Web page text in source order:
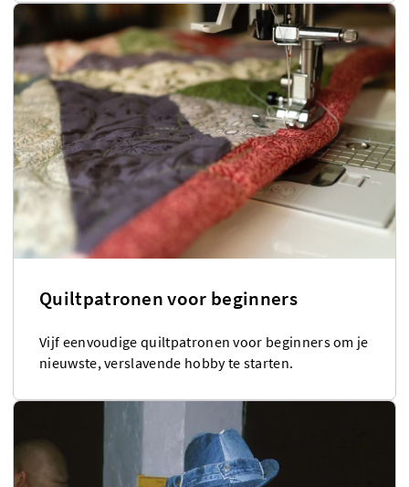
Quiltpatronen voor beginners
Vijf eenvoudige quiltpatronen voor beginners om je
nieuwste, verslavende hobby te starten.